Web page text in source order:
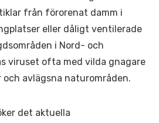
från förorenat damm i
eller dåligt ventilerade
i Nord- och
viruset ofta med vilda gnagare
och avlägsna naturområden.
det aktuella